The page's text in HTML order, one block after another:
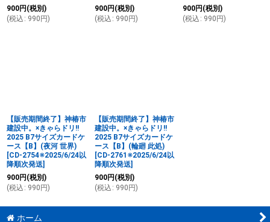
900円 (税別)
(税込 : 990 円)
900円 (税別)
(税込 : 990 円)
900円 (税別)
(税込 : 990 円)
【販売期間終了】神椿市
建設中。×きゃらドリ!!
2025 B7サイズカードケ
ース【B】(夜河 世界)
[CD-2754※2025/6/24以
降順次発送]
900円 (税別)
(税込 : 990 円)
【販売期間終了】神椿市
建設中。×きゃらドリ!!
2025 B7サイズカードケ
ース【B】(輪廻 此処)
[CD-2761※2025/6/24以
降順次発送]
900円 (税別)
(税込 : 990 円)
ホーム